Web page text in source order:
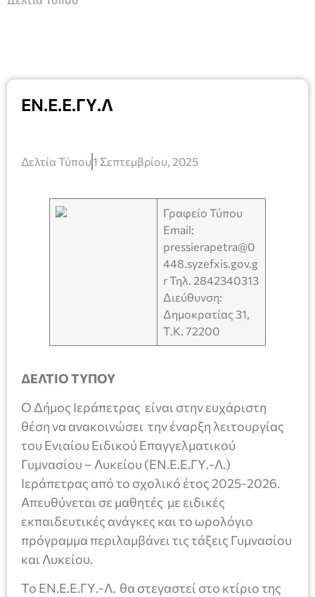
ΕΝ.Ε.Ε.ΓΥ.Λ
Δελτία Τύπου1 Σεπτεμβρίου, 2025
Γραφείο Τύπου
Email:
pressierapetra@0
448.syzefxis.gov.g
r Τηλ. 2842340313
Διεύθυνση:
Δημοκρατίας 31,
Τ.Κ. 72200
ΔΕΛΤΙΟ ΤΥΠΟΥ
Ο Δήμος Ιεράπετρας είναι στην ευχάριστη
θέση να ανακοινώσει την έναρξη λειτουργίας
του Ενιαίου Ειδικού Επαγγελματικού
Γυμνασίου – Λυκείου (ΕΝ.Ε.Ε.ΓΥ.-Λ.)
Ιεράπετρας από το σχολικό έτος 2025-2026.
Απευθύνεται σε μαθητές με ειδικές
εκπαιδευτικές ανάγκες και το ωρολόγιο
πρόγραμμα περιλαμβάνει τις τάξεις Γυμνασίου
και Λυκείου.
Το ΕΝ.Ε.Ε.ΓΥ.-Λ. θα στεγαστεί στο κτίριο της